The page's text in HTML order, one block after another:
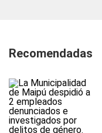
Recomendadas